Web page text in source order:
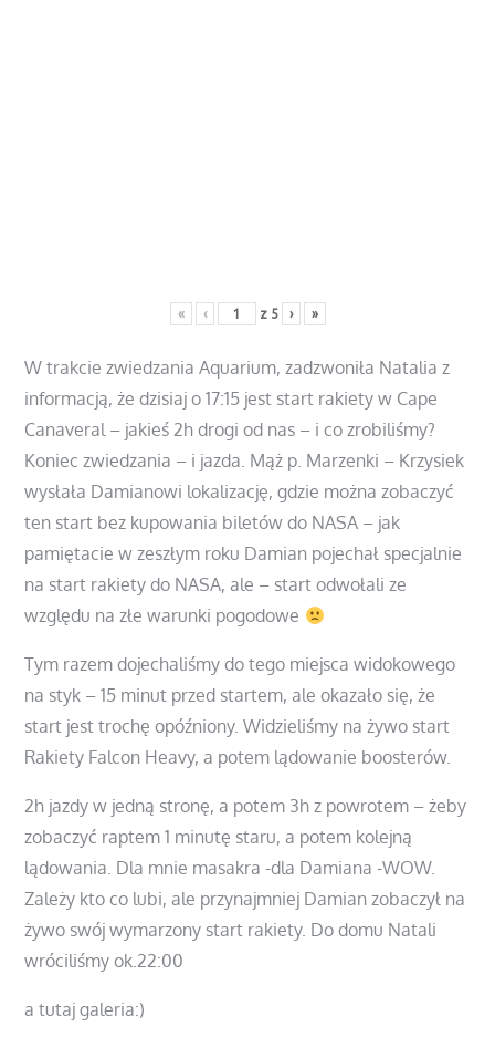
« ‹ z 5 › »
W trakcie zwiedzania Aquarium, zadzwoniła Natalia z
informacją, że dzisiaj o 17:15 jest start rakiety w Cape
Canaveral – jakieś 2h drogi od nas – i co zrobiliśmy?
Koniec zwiedzania – i jazda. Mąż p. Marzenki – Krzysiek
wysłała Damianowi lokalizację, gdzie można zobaczyć
ten start bez kupowania biletów do NASA – jak
pamiętacie w zeszłym roku Damian pojechał specjalnie
na start rakiety do NASA, ale – start odwołali ze
względu na złe warunki pogodowe
Tym razem dojechaliśmy do tego miejsca widokowego
na styk – 15 minut przed startem, ale okazało się, że
start jest trochę opóźniony. Widzieliśmy na żywo start
Rakiety Falcon Heavy, a potem lądowanie boosterów.
2h jazdy w jedną stronę, a potem 3h z powrotem – żeby
zobaczyć raptem 1 minutę staru, a potem kolejną
lądowania. Dla mnie masakra -dla Damiana -WOW.
Zależy kto co lubi, ale przynajmniej Damian zobaczył na
żywo swój wymarzony start rakiety. Do domu Natali
wróciliśmy ok.22:00
a tutaj galeria:)